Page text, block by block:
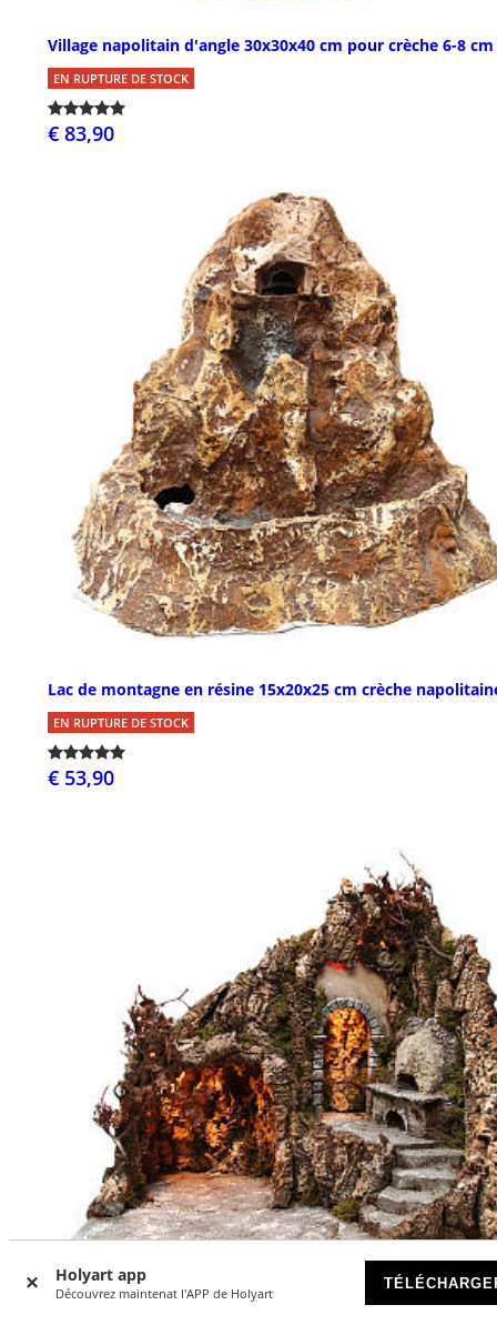
Holyart app
Découvrez maintenat l'APP de Holyart
Village napolitain d'angle 30x30x40 cm pour crèche 6-8 cm
EN RUPTURE DE STOCK
€ 83,90
Lac de montagne en résine 15x20x25 cm crèche
EN RUPTURE DE STOCK
€ 53,90